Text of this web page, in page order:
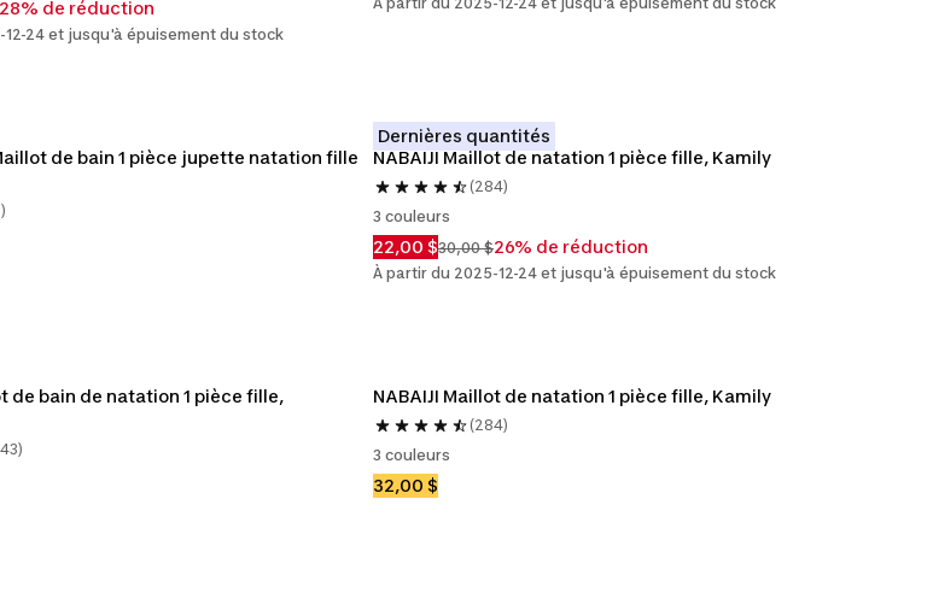
28% de réduction
12-24 et jusqu'à épuisement du stock
de bain 1 pièce jupette natation fille
Dernières quantités
NABAIJI Maillot de natation 1 pièce fille, Kamily
(284)
3 couleurs
22,00 $30,00 $26% de réduction
À partir du 2025-12-24 et jusqu'à épuisement du stock
de bain de natation 1 pièce fille,
NABAIJI Maillot de natation 1 pièce fille, Kamily
(284)
3 couleurs
32,00 $